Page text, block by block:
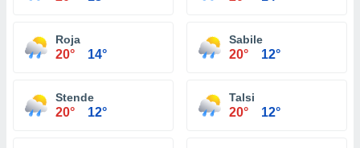
Roja
20° 14°
Sabile
20° 12°
Stende
20° 12°
Talsi
20° 12°